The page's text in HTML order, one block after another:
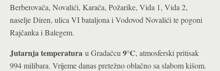
Berberovača, Novalići, Karača, Požarike, Vida 1, Vida 2,
naselje Diren, ulica VI bataljona i Vodovod Novalići te pogoni
Rajčanka i Balegem.
Jutarnja temperatura u Gradačcu 9°C, atmosferski pritisak
994 milibara. Vrijeme danas pretežno oblačno sa slabom kišom.